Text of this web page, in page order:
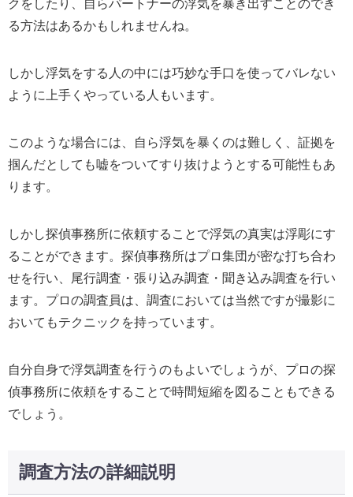
クをしたり、自らパートナーの浮気を暴き出すことのでき
る方法はあるかもしれませんね。
しかし浮気をする人の中には巧妙な手口を使ってバレない
ように上手くやっている人もいます。
このような場合には、自ら浮気を暴くのは難しく、証拠を
掴んだとしても嘘をついてすり抜けようとする可能性もあ
ります。
しかし探偵事務所に依頼することで浮気の真実は浮彫にす
ることができます。探偵事務所はプロ集団が密な打ち合わ
せを行い、尾行調査・張り込み調査・聞き込み調査を行い
ます。プロの調査員は、調査においては当然ですが撮影に
おいてもテクニックを持っています。
自分自身で浮気調査を行うのもよいでしょうが、プロの探
偵事務所に依頼をすることで時間短縮を図ることもできる
でしょう。
調査方法の詳細説明